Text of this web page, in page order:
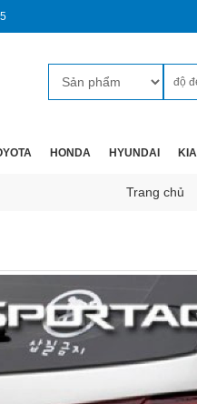
HONDA HYUNDAI KIA
Trang chủ